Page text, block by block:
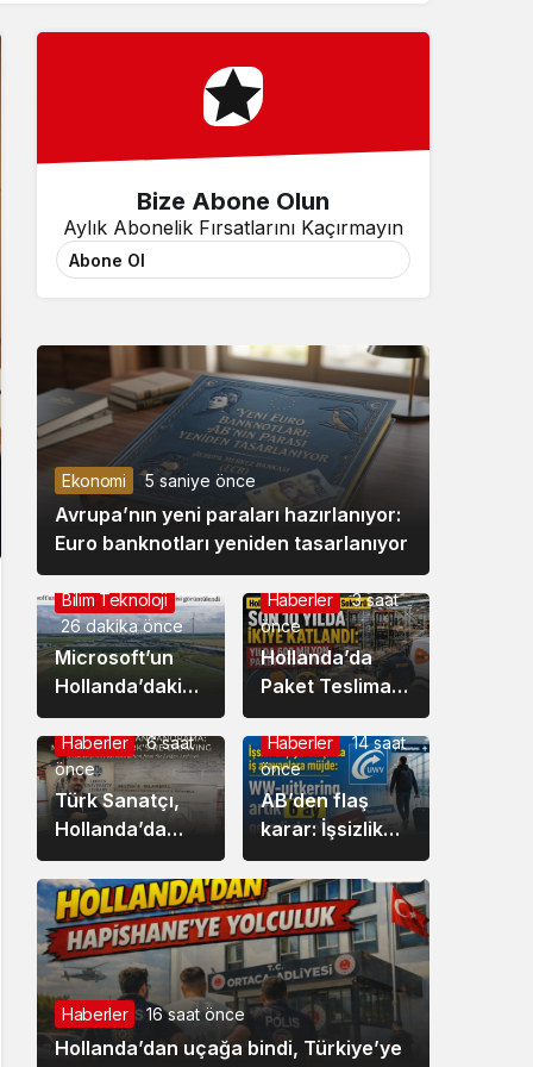
Sistem Modu
Bize Abone Olun
Aylık Abonelik Fırsatlarını Kaçırmayın
Abone Ol
Ekonomi 5 saniye önce
Avrupa’nın yeni paraları hazırlanıyor:
Euro banknotları yeniden tasarlanıyor
Bilim Teknoloji
26 dakika önce
Microsoft’un
Hollanda’daki
bilgi tarlası dron
ile görüntülendi
Haberler
3 saat
önce
Hollanda’da
Paket Teslimat
Sektörü Son 10
Yılda İkiye
Katlandı: Yılda
600 Milyon
Paket Taşınıyor
Haberler
6 saat
önce
Türk Sanatçı,
Hollanda’da
sergilenen
Danimarkalı
ressam
Lorck’un
İstanbul
Panoraması’nı
Millileştirdi
Haberler
14 saat
önce
AB’den flaş
karar: İşsizlik
maaşını yurt
dışına taşıma
süresi iki katına
çıkıyor
Haberler 16 saat önce
Hollanda’dan uçağa bindi, Türkiye’ye